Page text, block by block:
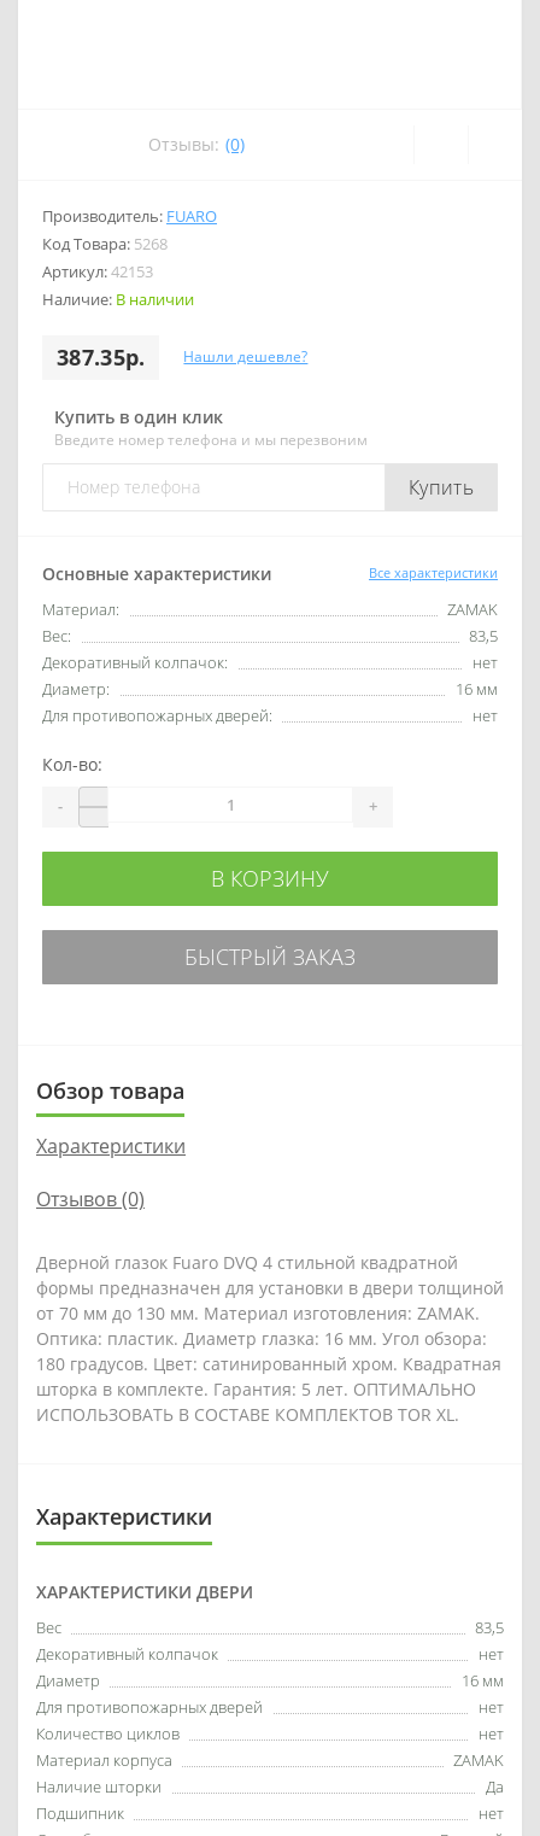
Отзывы: (0)
Производитель: FUARO
Код Товара: 5268
Артикул:42153
Наличие: В наличии
387.35р. Нашли дешевле?
Купить в один клик
Введите номер телефона и мы перезвоним
Купить
Основные характеристики Все характеристики
Материал:
ZAMAK
Вес:
83,5
Декоративный колпачок:
нет
Диаметр:
16 мм
Для противопожарных дверей:
нет
Кол-во:
- +
В КОРЗИНУ
БЫСТРЫЙ ЗАКАЗ
Обзор товара
Характеристики
Отзывов (0)
Дверной глазок Fuaro DVQ 4 стильной квадратной
формы предназначен для установки в двери толщиной
от 70 мм до 130 мм. Материал изготовления: ZAMAK.
Оптика: пластик. Диаметр глазка: 16 мм. Угол обзора:
180 градусов. Цвет: сатинированный хром. Квадратная
шторка в комплекте. Гарантия: 5 лет. ОПТИМАЛЬНО
ИСПОЛЬЗОВАТЬ В СОСТАВЕ КОМПЛЕКТОВ TOR XL.
Характеристики
ХАРАКТЕРИСТИКИ ДВЕРИ
Вес
83,5
Декоративный колпачок
нет
Диаметр
16 мм
Для противопожарных дверей
нет
Количество циклов
нет
Материал корпуса
ZAMAK
Наличие шторки
Да
Подшипник
нет